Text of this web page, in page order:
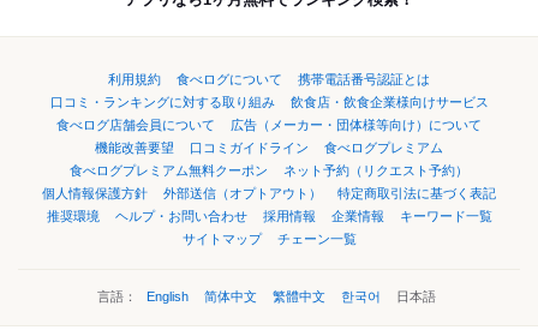
利用規約 食べログについて
携帯電話番号認証とは
口コミ・ランキングに対する取り組み
飲食店・飲食企業様向けサービス
食べログ店舗会員について
広告（メーカー・団体様等向け）について
機能改善要望
口コミガイドライン
食べログプレミアム
食べログプレミアム無料クーポン
ネット予約（リクエスト予約）
個人情報保護方針
外部送信（オプトアウト）
特定商取引法に基づく表記
推奨環境
ヘルプ・お問い合わせ 採用情報 企業情報
キーワード一覧
サイトマップ
チェーン一覧
言語： English 简体中文 繁體中文 한국어 日本語